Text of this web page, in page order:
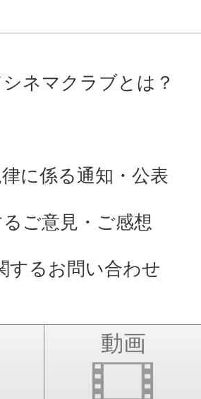
ネマクラブとは？
に係る通知・公表
ご意見・ご感想
するお問い合わせ
動画